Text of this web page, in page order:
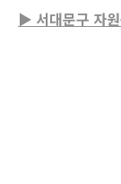
▶ 서대문구 자